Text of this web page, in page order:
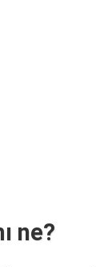
ne?